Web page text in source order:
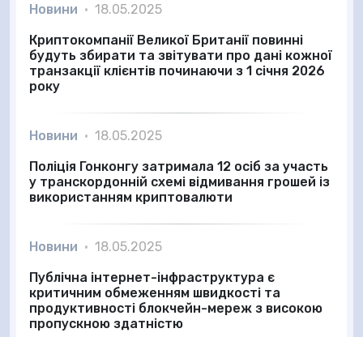
Новини • 18.05.2025
Криптокомпанії Великої Британії повинні
будуть збирати та звітувати про дані кожної
транзакції клієнтів починаючи з 1 січня 2026
року
Новини • 18.05.2025
Поліція Гонконгу затримала 12 осіб за участь
у транскордонній схемі відмивання грошей із
використанням криптовалюти
Новини • 18.05.2025
Публічна інтернет-інфраструктура є
критичним обмеженням швидкості та
продуктивності блокчейн-мереж з високою
пропускною здатністю